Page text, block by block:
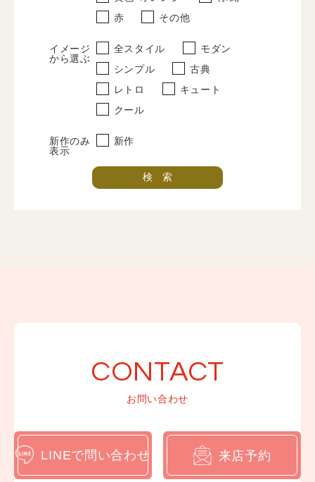
レンタルプラン
写真だけの成人式
プラン
振袖レンタルプラン
紋付袴レンタルプラン
卒業式レンタルプラン
振袖撮影プラン
ブログ一覧
LINEでお問い合わせ
赤
その他
イメージ
から選ぶ
全スタイル
モダン
シンプル
古典
レトロ
キュート
クール
新作のみ
表示
新作
CONTACT
お問い合わせ
LINEで問い合わせ 来店予約